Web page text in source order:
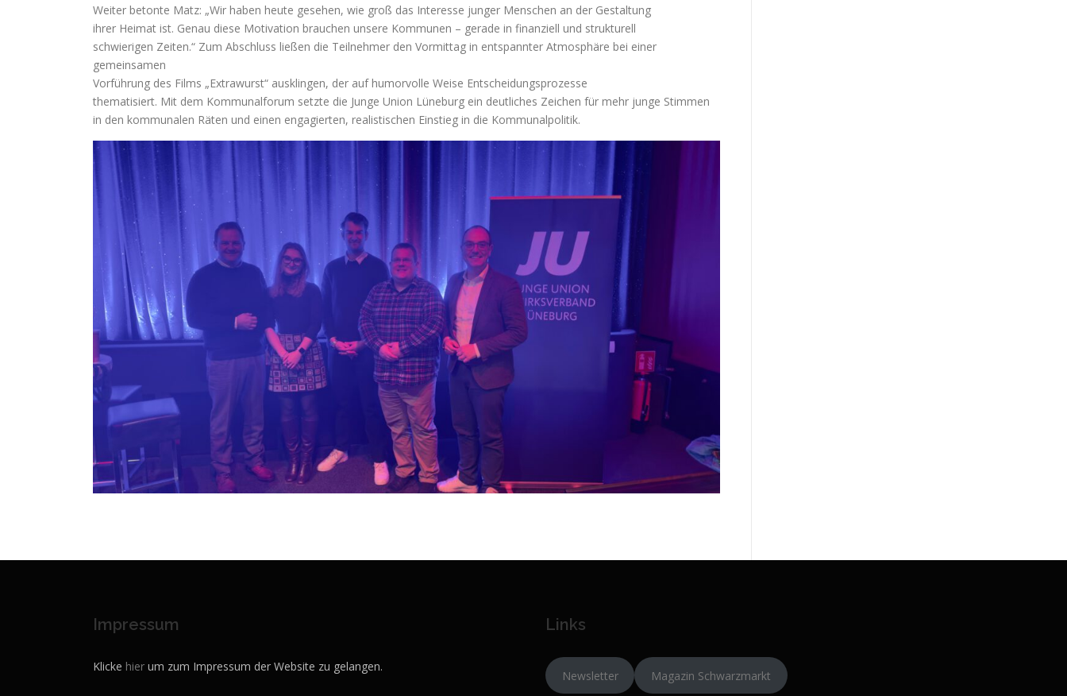
Weiter betonte Matz: „Wir haben heute gesehen, wie groß das Interesse junger Menschen an der Gestaltung
ihrer Heimat ist. Genau diese Motivation brauchen unsere Kommunen – gerade in finanziell und strukturell
schwierigen Zeiten.“ Zum Abschluss ließen die Teilnehmer den Vormittag in entspannter Atmosphäre bei einer
gemeinsamen
Vorführung des Films „Extrawurst“ ausklingen, der auf humorvolle Weise Entscheidungsprozesse
thematisiert. Mit dem Kommunalforum setzte die Junge Union Lüneburg ein deutliches Zeichen für mehr junge Stimmen
in den kommunalen Räten und einen engagierten, realistischen Einstieg in die Kommunalpolitik.
Impressum
Klicke hier um zum Impressum der Website zu gelangen.
Links
Newsletter Magazin Schwarzmarkt